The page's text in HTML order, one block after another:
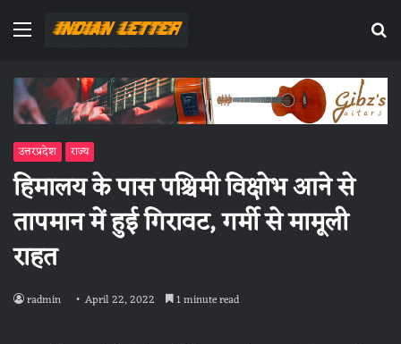
Menu
उत्तरप्रदेश राज्य
हिमालय के पास पश्चिमी विक्षोभ आने से
तापमान में हुई गिरावट, गर्मी से मामूली
राहत
radmin April 22, 2022 1 minute read